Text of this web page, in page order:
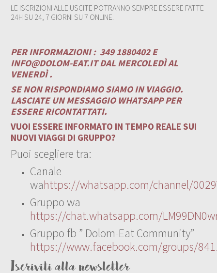
LE ISCRIZIONI ALLE USCITE POTRANNO SEMPRE ESSERE FATTE
24H SU 24, 7 GIORNI SU 7 ONLINE.
PER INFORMAZIONI : 349 1880402 E
INFO@DOLOM-EAT.ITDAL MERCOLEDÌ AL
VENERDÌ .
SE NON RISPONDIAMO SIAMO IN VIAGGIO.
LASCIATE UN MESSAGGIO WHATSAPP PER
ESSERE RICONTATTATI.
VUOI ESSERE INFORMATO IN TEMPO REALE SUI
NUOVI VIAGGI DI GRUPPO?
Puoi scegliere tra:
Canale
wahttps://whatsapp.com/channel/
Gruppo wa
https://chat.whatsapp.com/
Gruppo fb ” Dolom-Eat Community”
https://www.facebook.com/groups/
Iscriviti alla newsletter